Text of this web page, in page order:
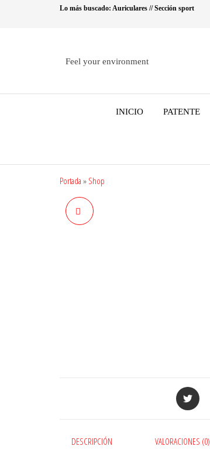
Lo más buscado: Auriculares // Sección sport
Feel your environment
INICIO PATENTE
Portada » Shop
DESCRIPCIÓN VALORACIONES (0)